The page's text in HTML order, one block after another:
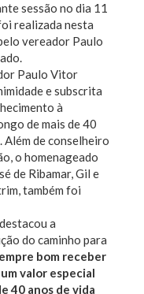
sessão no dia 11
realizada nesta
vereador Paulo
Paulo Vitor
e subscrita
à
de mais de 40
Além de conselheiro
o homenageado
de Ribamar, Gil e
também foi
a
do caminho para
bom receber
valor especial
40 anos de vida